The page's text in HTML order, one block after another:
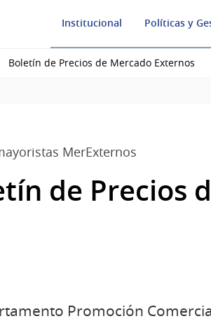
Institucional Políticas y
Boletín de Precios de Mercado Externos
MerExternos
de Precios
Promoción